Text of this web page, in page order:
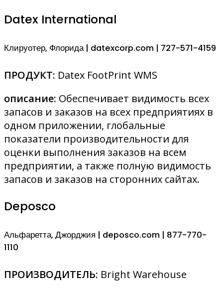
Datex International
Клируотер, Флорида | datexcorp.com | 727-571-4159
ПРОДУКТ: Datex FootPrint WMS
описание: Обеспечивает видимость всех
запасов и заказов на всех предприятиях в
одном приложении, глобальные
показатели производительности для
оценки выполнения заказов на всем
предприятии, а также полную видимость
запасов и заказов на сторонних сайтах.
Deposco
Альфаретта, Джорджия | deposco.com | 877-770-
1110
ПРОИЗВОДИТЕЛЬ: Bright Warehouse